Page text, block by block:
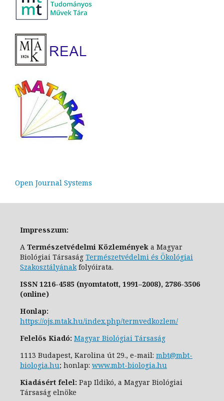
Open Journal Systems
Impresszum:
A Természetvédelmi Közlemények a Magyar
Biológiai Társaság Természetvédelmi és Ökológiai
Szakosztályánakfolyóirata.
ISSN1216-4585 (nyomtatott, 1991–2008), 2786-3506
(online)
Honlap:
https://ojs.mtak.hu/index.php/termvedkozlem/
Felelős Kiadó: Magyar Biológiai Társaság
1113 Budapest, Karolina út 29., e-mail: mbt@mbt-
biologia.hu; honlap: www.mbt-biologia.hu
Kiadásért felel: Pap Ildikó, a Magyar Biológiai
Társaság elnöke